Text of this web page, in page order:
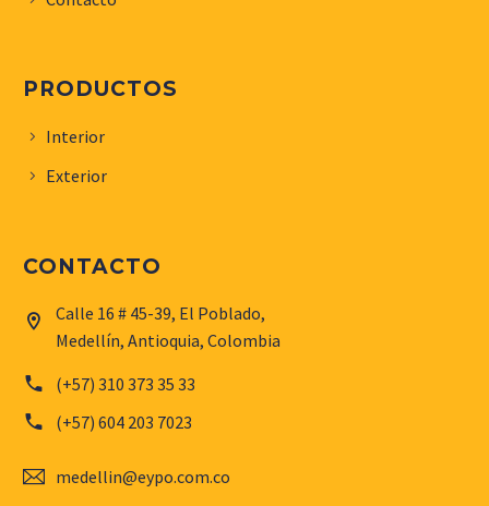
PRODUCTOS
Interior
Exterior
CONTACTO


Calle 16 # 45-39, El Poblado,
Medellín, Antioquia, Colombia

 (+57) 310 373 35 33

 (+57) 604 203 7023

 medellin@eypo.com.co